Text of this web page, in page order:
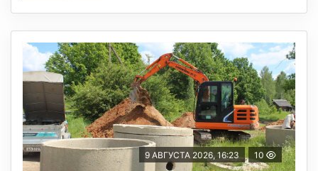
9 АВГУСТА 2026, 16:23 10